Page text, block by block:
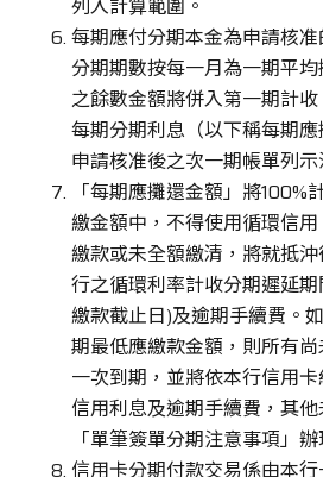
列入計算範圍。
每期應付分期本金為申請核
分期期數按每一月為一期平
之餘數金額將併入第一期計
每期分期利息（以下稱每期
申請核准後之次一期帳單列示
「每期應攤還金額」將
繳金額中，不得使用循環信
繳款或未全額繳清，將就抵
行之循環利率計收分期遲延
繳款截止日)及逾期手續費。
期最低應繳款金額，則所有
一次到期，並將依本行信用
信用利息及逾期手續費，其
「單筆簽單分期注意事項」辦
信用卡分期付款交易係由本